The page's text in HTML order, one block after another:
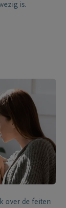
is.
over de feiten